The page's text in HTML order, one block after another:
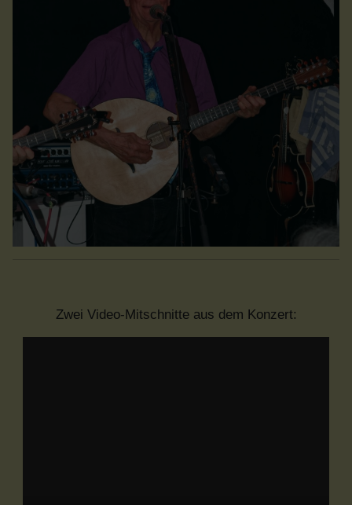
Zwei Video-Mitschnitte aus dem Konzert: